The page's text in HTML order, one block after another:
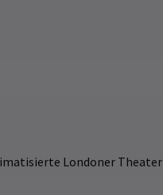
Londoner Theater